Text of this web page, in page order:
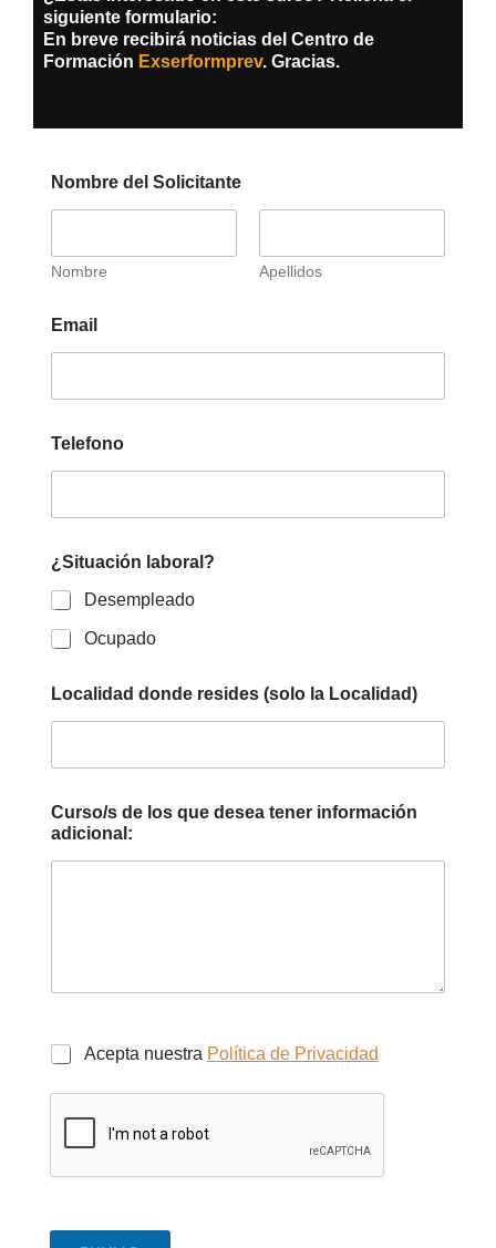
siguiente formulario:
En breve recibirá noticias del Centro de
Formación Exserformprev. Gracias.
Nombre del Solicitante
Nombre Apellidos
Email
Telefono
¿Situación laboral?
Desempleado
Ocupado
Localidad donde resides (solo la Localidad)
Curso/s de los que desea tener información
adicional:
Acepta nuestra Política de Privacidad